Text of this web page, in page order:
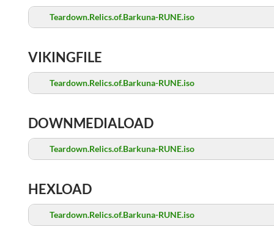
Teardown.Relics.of.Barkuna-RUNE.iso
VIKINGFILE
Teardown.Relics.of.Barkuna-RUNE.iso
DOWNMEDIALOAD
Teardown.Relics.of.Barkuna-RUNE.iso
HEXLOAD
Teardown.Relics.of.Barkuna-RUNE.iso